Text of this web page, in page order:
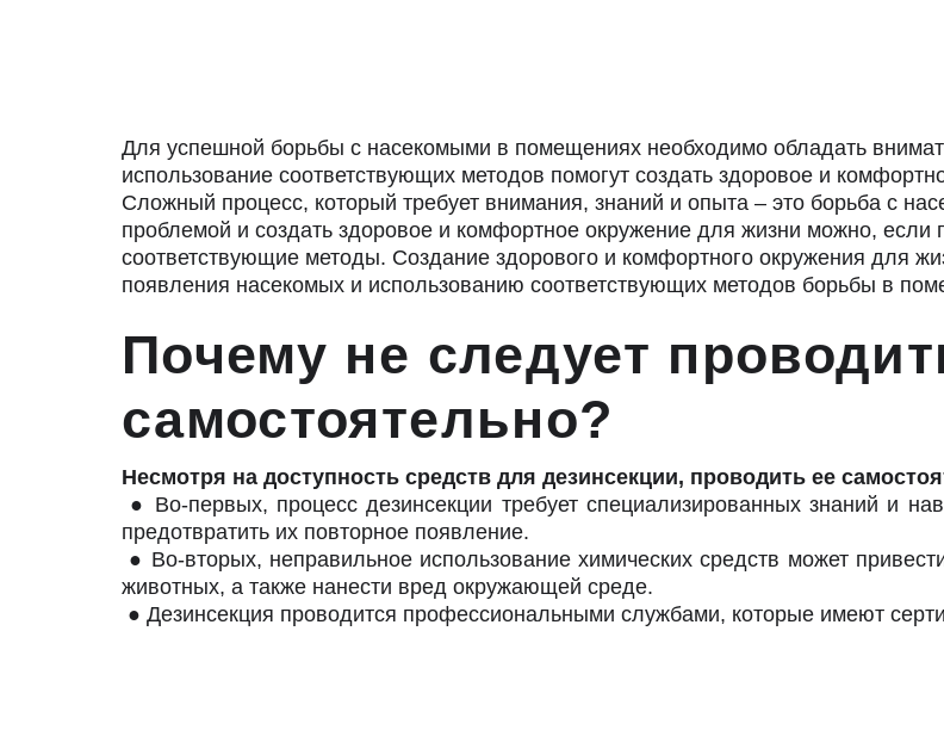
Для успешной борьбы с насекомыми в помещениях необходимо обладать
использование соответствующих методов помогут создать здоровое и
Сложный процесс, который требует внимания, знаний и опыта – это борьба с
проблемой и создать здоровое и комфортное окружение для жизни можно, если
соответствующие методы. Создание здорового и комфортного окружения для
появления насекомых и использованию соответствующих методов борьбы в
Почему не следует
самостоятельно?
Несмотря на доступность средств для дезинсекции, проводить ее
● Во-первых, процесс дезинсекции требует специализированных знаний и
предотвратить их повторное появление.
● Во-вторых, неправильное использование химических средств может
животных, а также нанести вред окружающей среде.
● Дезинсекция проводится профессиональными службами, которые имеют